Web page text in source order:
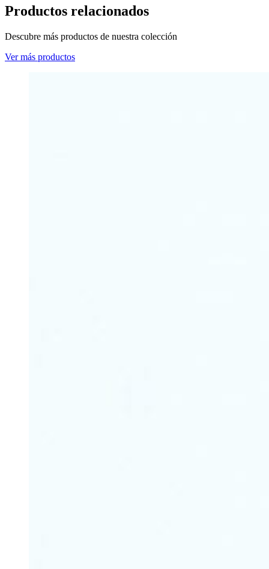
Productos relacionados
Descubre más productos de nuestra colección
Ver más productos